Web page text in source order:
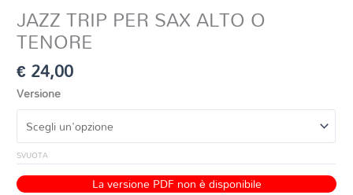
JAZZ TRIP PER SAX ALTO O
TENORE
€24,00
Versione
SVUOTA
La versione PDF non è disponibile